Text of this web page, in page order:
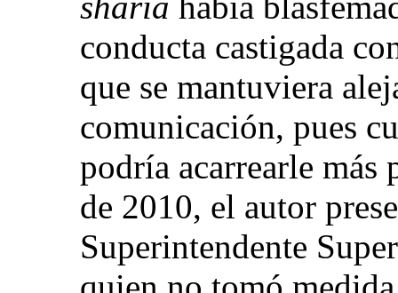
conducta castigada
que se mantuviera
comunicación, pues
podría acarrearle más
de 2010, el autor
Superintendente